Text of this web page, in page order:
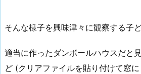
そんな様子を興味津々に観察する子
適当に作ったダンボールハウスだと
ど (クリアファイルを貼り付けて窓